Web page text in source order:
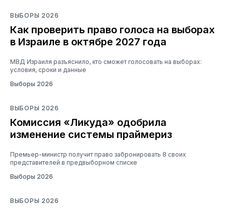
ВЫБОРЫ 2026
Как проверить право голоса на выборах
в Израиле в октябре 2027 года
МВД Израиля разъяснило, кто сможет голосовать на выборах:
условия, сроки и данные
Выборы 2026
ВЫБОРЫ 2026
Комиссия «Ликуда» одобрила
изменение системы праймериз
Премьер-министр получит право забронировать 8 своих
представителей в предвыборном списке
Выборы 2026
ВЫБОРЫ 2026